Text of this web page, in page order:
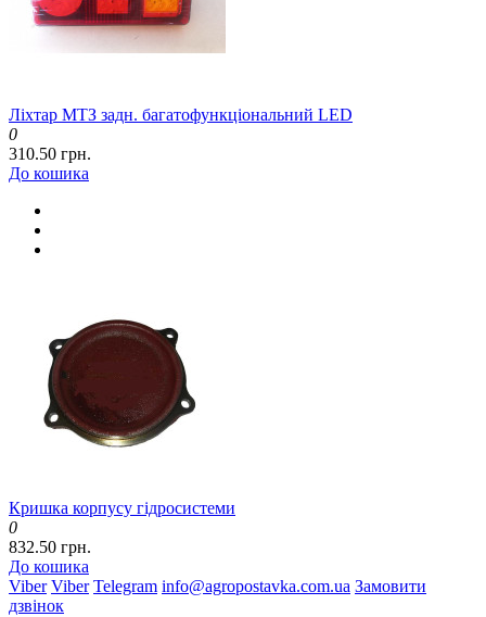
Ліхтар МТЗ задн. багатофункціональний LED
0
310.50 грн.
До кошика
Кришка корпусу гідросистеми
0
832.50 грн.
До кошика
Viber Viber Telegram info@agropostavka.com.ua Замовити
дзвінок